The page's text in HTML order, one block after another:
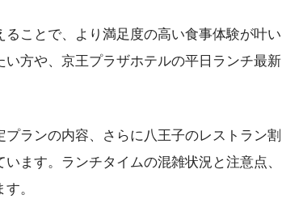
ことで、より満足度の高い食事体験が叶い
方や、京王プラザホテルの平日ランチ最新
ランの内容、さらに八王子のレストラン割
ます。ランチタイムの混雑状況と注意点、
。